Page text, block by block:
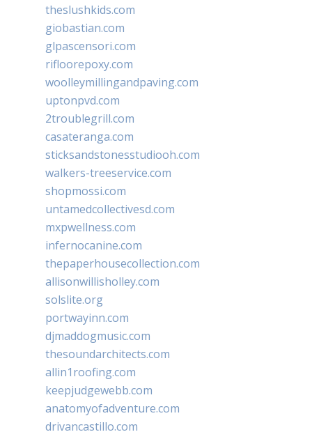
theslushkids.com
giobastian.com
glpascensori.com
rifloorepoxy.com
woolleymillingandpaving.com
uptonpvd.com
2troublegrill.com
casateranga.com
sticksandstonesstudiooh.com
walkers-treeservice.com
shopmossi.com
untamedcollectivesd.com
mxpwellness.com
infernocanine.com
thepaperhousecollection.com
allisonwillisholley.com
solslite.org
portwayinn.com
djmaddogmusic.com
thesoundarchitects.com
allin1roofing.com
keepjudgewebb.com
anatomyofadventure.com
drivancastillo.com